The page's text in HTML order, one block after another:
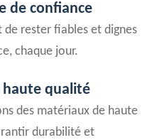
de confiance
rester fiables et dignes
chaque jour.
qualité
des matériaux de haute
durabilité et